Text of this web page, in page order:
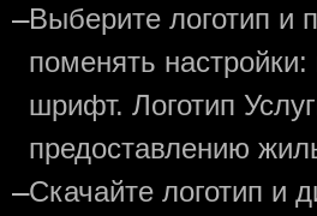
—Выберите логотип и
поменять
шрифт. Логотип
предоставлению
—Скачайте логотип и